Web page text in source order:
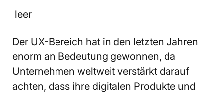
leer
Der UX-Bereich hat in den letzten Jahren
enorm an Bedeutung gewonnen, da
Unternehmen weltweit verstärkt darauf
achten, dass ihre digitalen Produkte und